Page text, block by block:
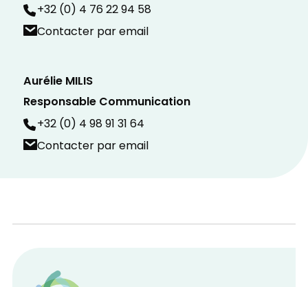
+32 (0) 4 76 22 94 58
Contacter par email
Aurélie MILIS
Responsable Communication
+32 (0) 4 98 91 31 64
Contacter par email